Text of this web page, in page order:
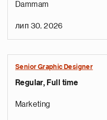
Dammam
лип 30, 2026
Senior Graphic Designer
Regular, Full time
Marketing